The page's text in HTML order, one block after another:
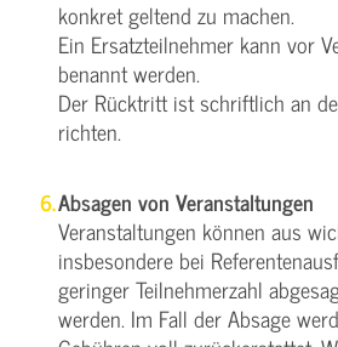
konkret geltend zu machen.
Ein Ersatzteilnehmer kann vor
benannt werden.
Der Rücktritt ist schriftlich an
richten.
Absagen von Veranstaltungen
Veranstaltungen können aus
insbesondere bei
geringer Teilnehmerzahl
werden. Im Fall der Absage